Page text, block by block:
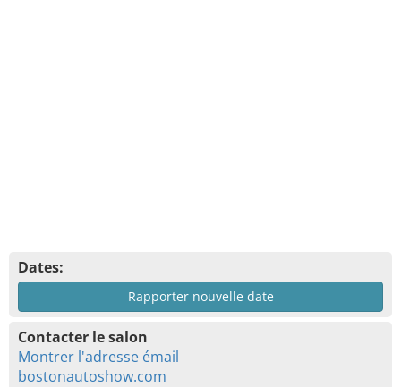
Dates:
Rapporter nouvelle date
Contacter le salon
Montrer l'adresse émail
bostonautoshow.com